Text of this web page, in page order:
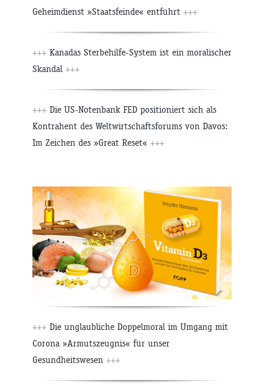
Geheimdienst »Staatsfeinde« entführt +++
+++ Kanadas Sterbehilfe-System ist ein moralischer
Skandal +++
+++ Die US-Notenbank FED positioniert sich als
Kontrahent des Weltwirtschaftsforums von Davos:
Im Zeichen des »Great Reset« +++
+++ Die unglaubliche Doppelmoral im Umgang mit
Corona »Armutszeugnis« für unser
Gesundheitswesen +++